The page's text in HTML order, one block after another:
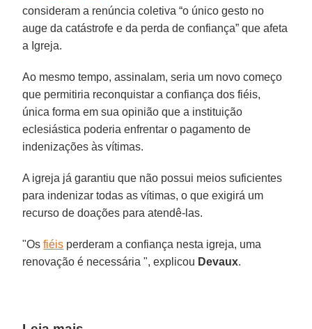
consideram a renúncia coletiva “o único gesto no
auge da catástrofe e da perda de confiança” que afeta
a Igreja.
Ao mesmo tempo, assinalam, seria um novo começo
que permitiria reconquistar a confiança dos fiéis,
única forma em sua opinião que a instituição
eclesiástica poderia enfrentar o pagamento de
indenizações às vítimas.
A igreja já garantiu que não possui meios suficientes
para indenizar todas as vítimas, o que exigirá um
recurso de doações para atendê-las.
"Osfiéis perderam a confiança nesta igreja, uma
renovação é necessária ", explicou Devaux.